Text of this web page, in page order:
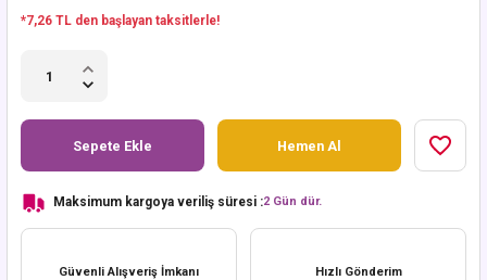
*7,26 TL den başlayan taksitlerle!
Sepete Ekle Hemen Al
Maksimum kargoya veriliş süresi :2 Gün dür.
Güvenli Alışveriş İmkanı Hızlı Gönderim